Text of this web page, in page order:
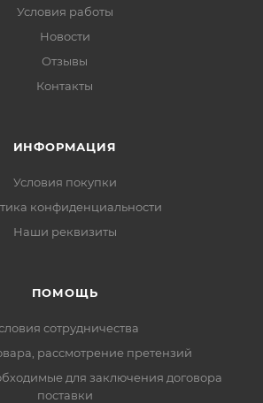
Условия работы
Новости
Отзывы
Контакты
ИНФОРМАЦИЯ
Условия покупки
конфиденциальности
Наши реквизиты
ПОМОЩЬ
сотрудничества
рассмотрение претензий
для заключения договора
поставки